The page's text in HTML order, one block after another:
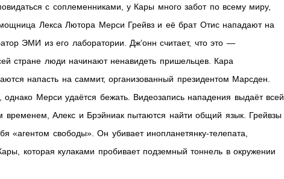
с соплеменниками, у Кары много забот по всему миру,
Лекса Лютора Мерси Грейвз и её брат Отис нападают на
ЭМИ из его лаборатории. Дж’онн считает, что это —
стране люди начинают ненавидеть пришельцев. Кара
напасть на саммит, организованный президентом Марсден.
однако Мерси удаётся бежать. Видеозапись нападения выдаёт всей
временем, Алекс и Брэйниак пытаются найти общий язык. Грейвзы
«агентом свободы». Он убивает инопланетянку-телепата,
которая кулаками пробивает подземный тоннель в окружении